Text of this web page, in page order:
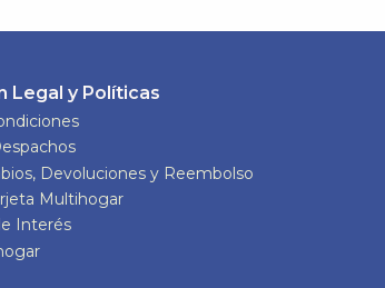
Legal y Políticas
Devoluciones y Reembolso
Multihogar
Interés